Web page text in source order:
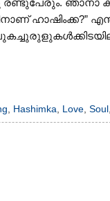
ഞാനാ
ഹാഷിംക്ക?”
, Hashimka, Love, Soul ,